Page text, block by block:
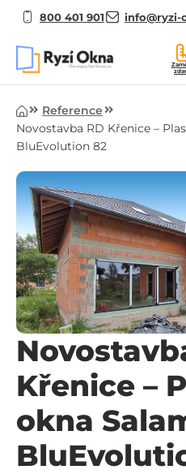
800 401 901 info@ryzi-
ÚvodReference
Novostavba RD Křenice –
BluEvolution 82
Křenice –
okna